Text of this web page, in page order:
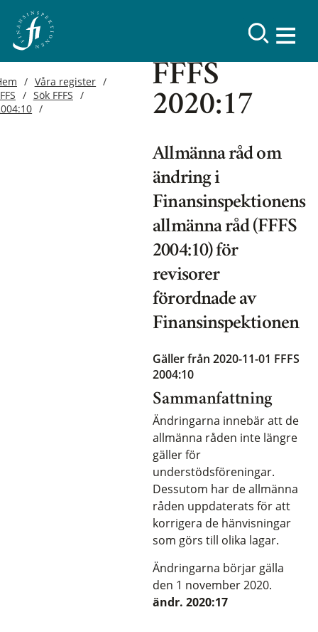
Våra register
Sök FFFS
FFFS
2020:17
Allmänna råd om
ändring i
Finansinspektionens
allmänna råd (FFFS
2004:10) för
revisorer
förordnade av
Finansinspektionen
Gäller från 2020-11-01 FFFS
2004:10
Sammanfattning
Ändringarna innebär att de
allmänna råden inte längre
gäller för
understödsföreningar.
Dessutom har de allmänna
råden uppdaterats för att
korrigera de hänvisningar
som görs till olika lagar.
Ändringarna börjar gälla
den 1 november 2020.
ändr. 2020:17